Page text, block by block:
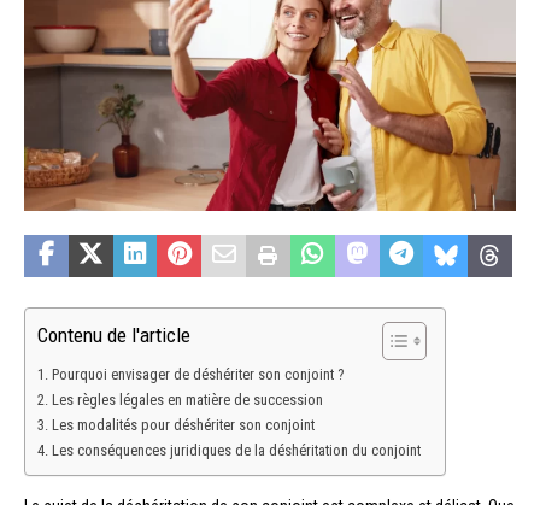
Contenu de l'article
Pourquoi envisager de déshériter son conjoint ?
Les règles légales en matière de succession
Les modalités pour déshériter son conjoint
Les conséquences juridiques de la déshéritation du conjoint